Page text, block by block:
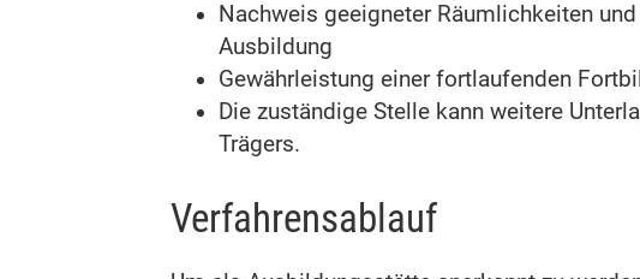
Nachweis geeigneter Räumlichkeiten
Ausbildung
Gewährleistung einer fortlaufenden
Die zuständige Stelle kann weitere
Trägers.
Verfahrensablauf